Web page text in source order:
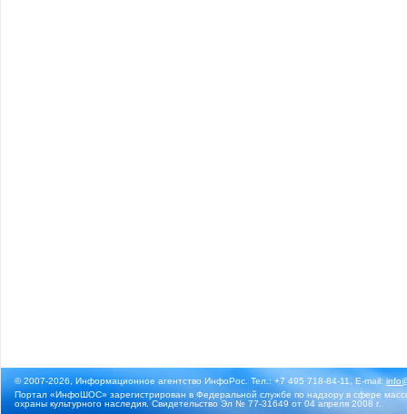
© 2007-2026, Информационное агентство ИнфоРос. Тел.: +7 495 718-84-11, E-mail:
Портал «ИнфоШОС» зарегистрирован в Федеральной службе по надзору в сфере
охраны культурного наследия. Свидетельство Эл № 77-31649 от 04 апреля 2008 г.